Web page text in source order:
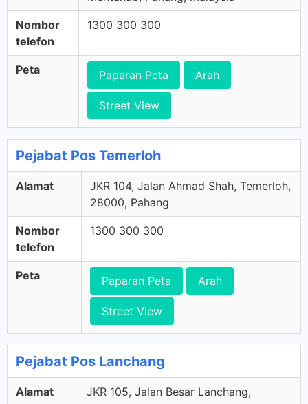
Nombor
telefon
1300 300 300
Peta Paparan Peta Arah
Street View
Pejabat Pos Temerloh
Alamat
JKR 104, Jalan Ahmad Shah, Temerloh,
28000, Pahang
Nombor
telefon
1300 300 300
Peta Paparan Peta Arah
Street View
Pejabat Pos Lanchang
Alamat
JKR 105, Jalan Besar Lanchang,